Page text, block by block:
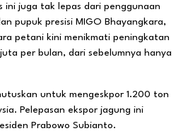
ini juga tak lepas dari penggunaan
pupuk presisi MIGO Bhayangkara,
petani kini menikmati peningkatan
per bulan, dari sebelumnya hanya
untuk mengeskpor 1.200 ton
Pelepasan ekspor jagung ini
Prabowo Subianto.